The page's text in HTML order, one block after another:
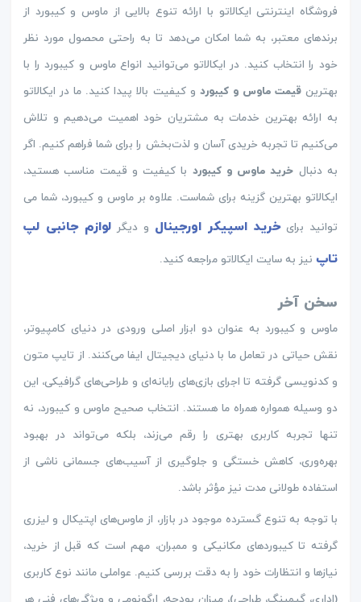
فروشگاه اینترنتی ایکالاتو با ارائه تنوع بالایی از ماوس و کیبورد از
برندهای معتبر، به شما امکان می‌دهد تا به راحتی محصول مورد نظر
خود را انتخاب کنید. در ایکالاتو می‌توانید انواع ماوس و کیبورد را با
بهترینقیمت ماوس و کیبورد و کیفیت بالا پیدا کنید. ما در ایکالاتو
به ارائه بهترین خدمات به مشتریان خود اهمیت می‌دهیم و تلاش
می‌کنیم تا تجربه خریدی آسان و لذت‌بخش را برای شما فراهم کنیم. اگر
به دنبال خرید ماوس و کیبورد با کیفیت و قیمت مناسب هستید،
ایکالاتو بهترین گزینه برای شماست. علاوه بر ماوس و کیبورد، شما می
توانید برایخرید اسپیکر اورجینال و دیگر لوازم جانبی لپ
تاپ نیز به سایت ایکالاتو مراجعه کنید.
سخن آخر
ماوس و کیبورد به عنوان دو ابزار اصلی ورودی در دنیای کامپیوتر،
نقش حیاتی در تعامل ما با دنیای دیجیتال ایفا می‌کنند. از تایپ متون
و کدنویسی گرفته تا اجرای بازی‌های رایانه‌ای و طراحی‌های گرافیکی، این
دو وسیله همواره همراه ما هستند. انتخاب صحیح ماوس و کیبورد، نه
تنها تجربه کاربری بهتری را رقم می‌زند، بلکه می‌تواند در بهبود
بهره‌وری، کاهش خستگی و جلوگیری از آسیب‌های جسمانی ناشی از
استفاده طولانی مدت نیز مؤثر باشد.
با توجه به تنوع گسترده موجود در بازار، از ماوس‌های اپتیکال و لیزری
گرفته تا کیبوردهای مکانیکی و ممبران، مهم است که قبل از خرید،
نیازها و انتظارات خود را به دقت بررسی کنیم. عواملی مانند نوع کاربری
(اداری، گیمینگ، طراحی)، میزان بودجه، ارگونومی و ویژگی‌های فنی هر